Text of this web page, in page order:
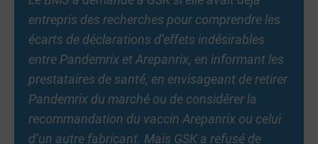
entrepris des recherches pour comprendre les
écarts de déclarations d’effets indésirables
entre Pandemrix et Arepanrix, en informant les
prestataires de santé, en envisageant de retirer
Pandemrix du marché ou de considérer la
recommandation du vaccin Arepanrix ou celui
d’un autre fabricant. Mais GSK a refusé de